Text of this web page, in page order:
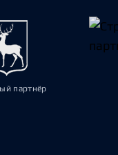
партнёр